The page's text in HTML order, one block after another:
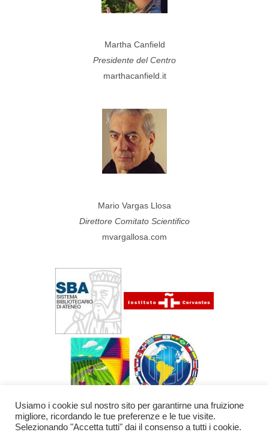
Martha Canfield
Presidente del Centro
marthacanfield.it
Mario Vargas Llosa
Direttore Comitato Scientifico
mvargallosa.com
Usiamo i cookie sul nostro sito per garantirne una fruizione
migliore, ricordando le tue preferenze e le tue visite.
Selezionando "Accetta tutti" dai il consenso a tutti i cookie.